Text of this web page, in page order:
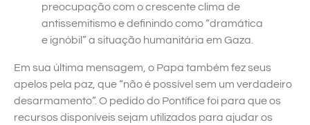
preocupação com o crescente clima de
antissemitismo e definindo como “dramática
e ignóbil” a situação humanitária em Gaza.
Em sua última mensagem, o Papa também fez seus
apelos pela paz, que “não é possível sem um verdadeiro
desarmamento”. O pedido do Pontífice foi para que os
recursos disponíveis sejam utilizados para ajudar os